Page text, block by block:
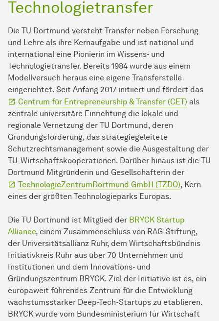
Technologietransfer
Die TU Dortmund versteht Transfer neben Forschung
und Lehre als ihre Kernaufgabe und ist national und
international eine Pionierin im Wissens- und
Technologietransfer. Bereits 1984 wurde aus einem
Modellversuch heraus eine eigene Transferstelle
eingerichtet. Seit Anfang 2017 initiiert und fördert das
Centrum für Entrepreneurship & Transfer (CET) als
zentrale universitäre Einrichtung die lokale und
regionale Vernetzung der TU Dortmund, deren
Gründungsförderung, das strategiegeleitete
Schutzrechtsmanagement sowie die Ausgestaltung der
TU-Wirtschaftskooperationen. Darüber hinaus ist die TU
Dortmund Mitgründerin und Gesellschafterin der
TechnologieZentrumDortmund GmbH (TZDO), Kern
eines der größten Technologieparks Europas.
Die TU Dortmund ist Mitglied der BRYCK Startup
Alliance, einem Zusammenschluss von RAG-Stiftung,
der Universitätsallianz Ruhr, dem Wirtschaftsbündnis
Initiativkreis Ruhr aus über 70 Unternehmen und
Institutionen und dem Innovations- und
Gründungszentrum BRYCK. Ziel der Initiative ist es, ein
europaweit führendes Zentrum für die Entwicklung
wachstumsstarker Deep-Tech-Startups zu etablieren.
BRYCK wurde vom Bundesministerium für Wirtschaft